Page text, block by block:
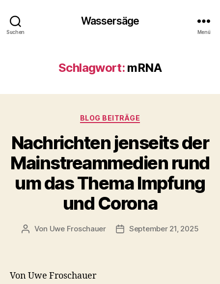
Suchen
Wassersäge
Menü
Schlagwort: mRNA
Kategorien
BLOG BEITRÄGE
Nachrichten jenseits der
Mainstreammedien rund
um das Thema Impfung
und Corona
Beitragsautor
Von Uwe Froschauer Beitragsdatum
September 21, 2025
Von Uwe Froschauer